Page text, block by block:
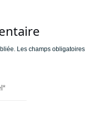
Les champs obligatoires